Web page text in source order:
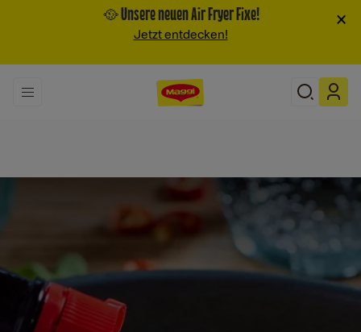
🥘 Unsere neuen Air Fryer Fixe!
Jetzt entdecken!
×